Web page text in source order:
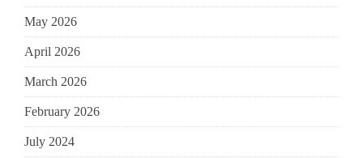
May 2026
April 2026
March 2026
February 2026
July 2024